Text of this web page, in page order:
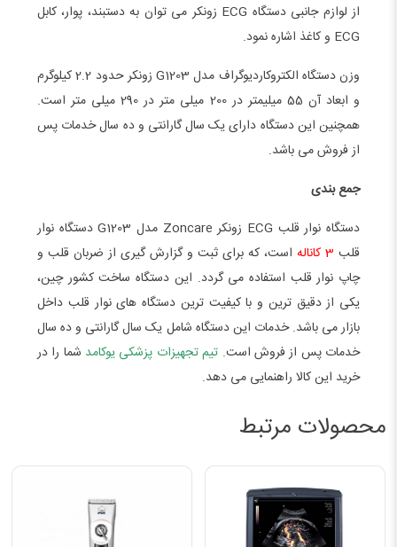
از لوازم جانبی دستگاه ECG زونکر می توان به دستبند، پوار، کابل
ECG و کاغذ اشاره نمود.
وزن دستگاه الکتروکاردیوگراف مدل G1203 زونکر حدود 2.2 کیلوگرم
و ابعاد آن 55 میلیمتر در 200 میلی متر در 290 میلی متر است.
همچنین این دستگاه دارای یک سال گارانتی و ده سال خدمات پس
از فروش می باشد.
جمع بندی
دستگاه نوار قلب ECG زونکر Zoncare مدل G1203 دستگاه نوار
قلب 3 کاناله
است، که برای ثبت و گزارش گیری از ضربان قلب و
چاپ نوار قلب استفاده می گردد. این دستگاه ساخت کشور چین،
یکی از دقیق ترین و با کیفیت ترین دستگاه های نوار قلب داخل
بازار می باشد. خدمات این دستگاه شامل یک سال گارانتی و ده سال
خدمات پس از فروش است. تیم تجهیزات پزشکی یوکامد شما را در
خرید این کالا راهنمایی می دهد.
محصولات مرتبط